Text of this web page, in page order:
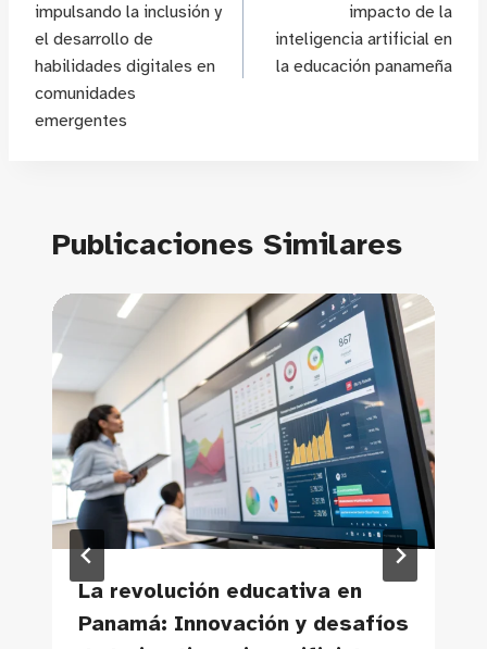
entradas
impulsando la inclusión y
el desarrollo de
habilidades digitales en
comunidades
emergentes
impacto de la
inteligencia artificial en
la educación panameña
Publicaciones Similares
La revolución educativa en
Panamá: Innovación y desafíos